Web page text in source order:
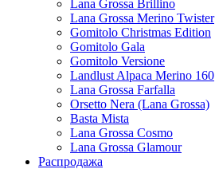
Lana Grossa Brillino
Lana Grossa Merino Twister
Gomitolo Christmas Edition
Gomitolo Gala
Gomitolo Versione
Landlust Alpaca Merino 160
Lana Grossa Farfalla
Orsetto Nera (Lana Grossa)
Basta Mista
Lana Grossa Cosmo
Lana Grossa Glamour
Распродажа